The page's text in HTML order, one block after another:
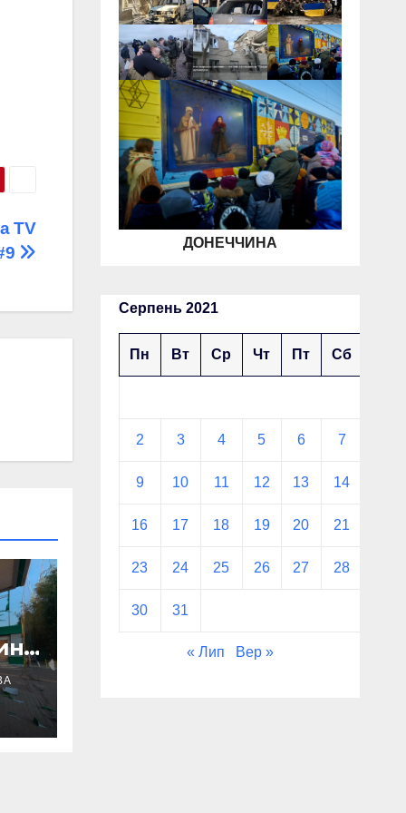
TV
ДОНЕЧЧИНА
Серпень 2021
Пн Вт Ср Чт Пт Сб
2 3 4 5 6 7
9 10 11 12 13 14
16 17 18 19 20 21
23 24 25 26 27 28
30 31
« Лип Вер »